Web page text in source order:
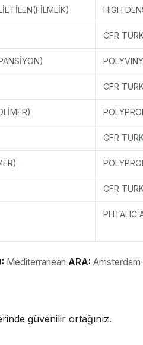
HIGH
CFR
CFR
CFR
CFR
PHTALIC
Mediterranean ARA:
güvenilir ortağınız.